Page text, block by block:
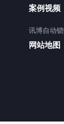
案例视频
讯博自动
网站地图